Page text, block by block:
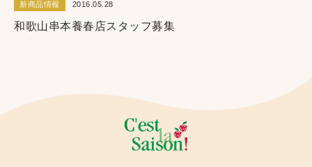
新商品情報 2016.05.28
和歌山串本養春店スタッフ募集